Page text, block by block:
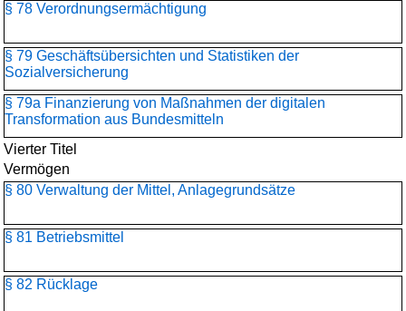
§ 78 Verordnungsermächtigung
§ 79 Geschäftsübersichten und Statistiken der
Sozialversicherung
§ 79a Finanzierung von Maßnahmen der digitalen
Transformation aus Bundesmitteln
Vierter Titel
Vermögen
§ 80 Verwaltung der Mittel, Anlagegrundsätze
§ 81 Betriebsmittel
§ 82 Rücklage